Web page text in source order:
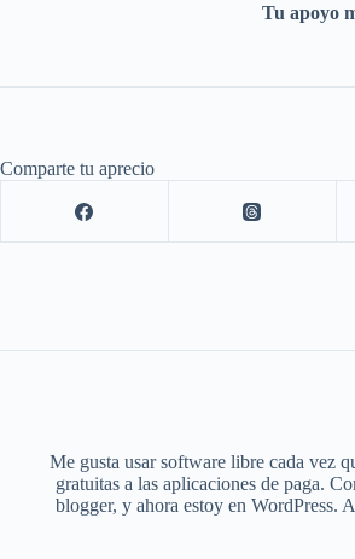
Tu apoyo
Comparte tu aprecio
Me gusta usar software libre cada vez
gratuitas a las aplicaciones de paga.
blogger, y ahora estoy en WordPress.